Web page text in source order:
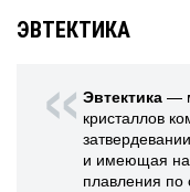
ЭВТЕКТИКА
Эвтектика —
кристаллов
и имеющая
плавления